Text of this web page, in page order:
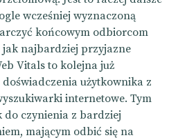
wcześniej wyznaczoną
końcowym odbiorcom
najbardziej przyjazne
Vitals to kolejna już
doświadczenia użytkownika z
internetowe. Tym
do czynienia z bardziej
mającym odbić się na